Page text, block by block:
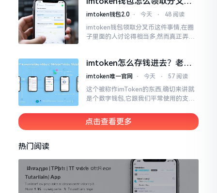
费高得主子心疼
币？老手教你避坑
imtoken钱包2.0 ⋅ 今天 ⋅ 48 阅读
imtoken钱包领取分叉币这件事情,在圈
子里面的人讨论得相当多,然而真正弄明
imtoken怎么存钱进去？老玩
家教你把钱转进钱包
imtoken唯一官网 ⋅ 今天 ⋅ 57 阅读
这个被称作imToken的东西,确切来讲就
是个数字钱包,它跟我们平常使用的支付
行“充值”。好多人在初次接触玩弄它的
时候都会陷入困惑
点击查看更多
热门阅读